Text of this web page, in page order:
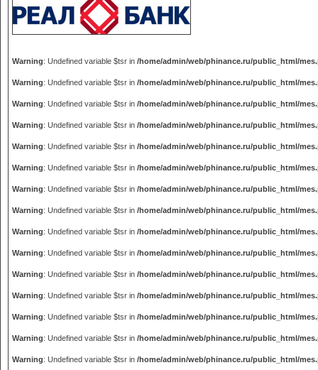
Warning: Undefined variable $tsr in /home/admin/web/phinance.ru/public_html/
Warning: Undefined variable $tsr in /home/admin/web/phinance.ru/public_html/
Warning: Undefined variable $tsr in /home/admin/web/phinance.ru/public_html/
Warning: Undefined variable $tsr in /home/admin/web/phinance.ru/public_html/
Warning: Undefined variable $tsr in /home/admin/web/phinance.ru/public_html/
Warning: Undefined variable $tsr in /home/admin/web/phinance.ru/public_html/
Warning: Undefined variable $tsr in /home/admin/web/phinance.ru/public_html/
Warning: Undefined variable $tsr in /home/admin/web/phinance.ru/public_html/
Warning: Undefined variable $tsr in /home/admin/web/phinance.ru/public_html/
Warning: Undefined variable $tsr in /home/admin/web/phinance.ru/public_html/
Warning: Undefined variable $tsr in /home/admin/web/phinance.ru/public_html/
Warning: Undefined variable $tsr in /home/admin/web/phinance.ru/public_html/
Warning: Undefined variable $tsr in /home/admin/web/phinance.ru/public_html/
Warning: Undefined variable $tsr in /home/admin/web/phinance.ru/public_html/
Warning: Undefined variable $tsr in /home/admin/web/phinance.ru/public_html/